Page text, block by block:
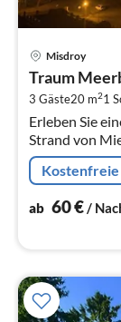
Misdroy
Traum
3 Gäste20 m21
Erleben Sie
Strand von Miedzyzdroje.
seitlichem
der ist Perfekt
ab 60€/